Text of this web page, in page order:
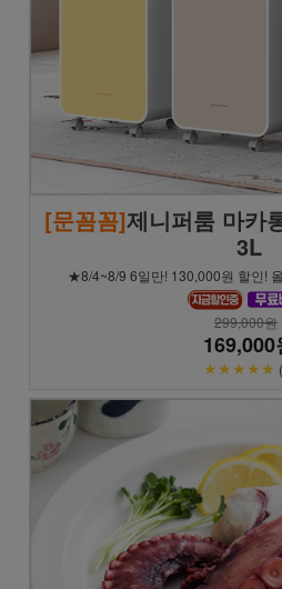
[문꼼꼼]제니퍼룸 마카
3L
★8/4~8/9 6일만! 130,000원 할인!
299,000원
169,000
★★★★★